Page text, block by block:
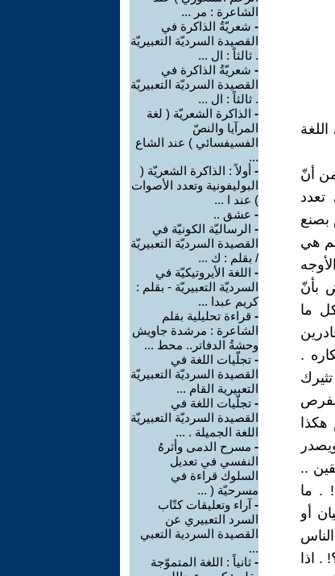
أنّ
تعدد
بصنع
هي
بأنّ
ما
.
..
. ما
أو
. اذا
الشاعرة : مر ...
- شعريّةُ الذاكرة في
القصيدة السرديّة التعبيريّة
. ثالثاً : ال ...
- شعريّةُ الذاكرة في
القصيدة السرديّة التعبيريّة
. ثالثاً : ال ...
- الذاكرة الشعريّة ( لغة
المرآيا والنصّ
الفسيفسائي ) عند الشاع
...
- أولاً : الذاكرة الشعريّة (
البوليفونية وتعدد الأصوات
) عند ا ...
- عشق ..
- الرساليّة الكونيّة في
القصيدة السرديّة التعبيريّة
/ بقلم : ك ...
- اللغة الأيروتيكيّة في
السرديّة التعبيريّة - بقلم :
كريم عبدا ...
- قراءة تحليلية بقلم
الشاعرة : مرشدة جاويش
وحشةُ الدفاتر.. محط ...
- تجلّيات اللغة في
القصيدة السرديّة التعبيريّة
التعبيرية القام ...
- تجلّيات اللغة في
القصيدة السرديّة التعبيريّة
اللغة الجميلة . ...
- مسرح الدمى وأثرهُ
النفسي في تعديل
السلوك قراءة في
مسرحيّة ( ...
- آراء وتعليقات كتّاب
السرد التعبيري عن
القصيدة السردية التعبي
...
- ثانياً : اللغة المتموّجة